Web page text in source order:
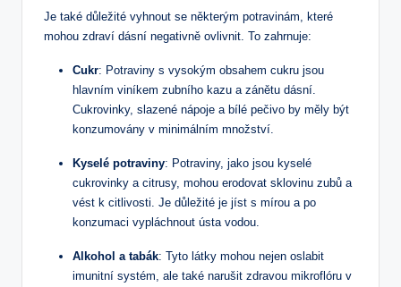
Je také důležité vyhnout se některým potravinám, které
mohou zdraví dásní negativně ovlivnit. To zahrnuje:
Cukr: ⁤Potraviny s vysokým obsahem cukru jsou
hlavním viníkem zubního kazu a zánětu dásní.
Cukrovinky, slazené nápoje a bílé pečivo⁢ by měly být
konzumovány v minimálním množství.
Kyselé⁢ potraviny: Potraviny, jako jsou‌ kyselé
cukrovinky a citrusy, mohou erodovat sklovinu zubů a
vést ⁤k ⁢citlivosti. Je důležité je jíst s mírou a po
konzumaci vypláchnout​ ústa vodou.
Alkohol a ‌tabák: Tyto látky mohou nejen oslabit
imunitní systém, ‌ale také narušit zdravou ‌mikroflóru v